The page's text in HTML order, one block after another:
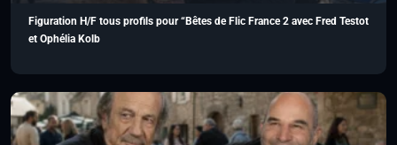
Figuration H/F tous profils pour “Bêtes de Flic France 2 avec Fred Testot
et Ophélia Kolb